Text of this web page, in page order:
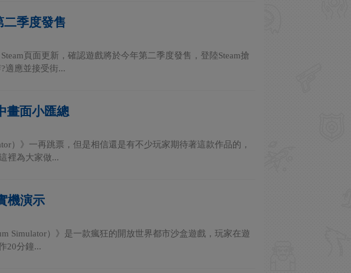
季度發售
頁面更新，確認遊戲將於今年第二季度發售，登陸Steam搶
適應並接受街...
畫面小匯總
）》一再跳票，但是相信還是有不少玩家期待著這款作品的，
裡為大家做...
機演示
Simulator）》是一款瘋狂的開放世界都市沙盒遊戲，玩家在遊
20分鐘...